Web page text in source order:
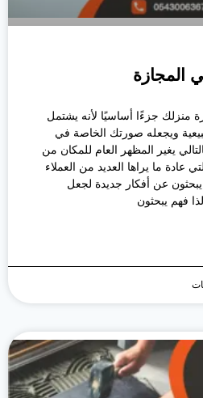
المجازة
منزلك جزءًا أساسيًا لأنه يشتمل
ويجعله صورتك الخاصة في
يغير المظهر العام للمكان من
عادة ما يراها العديد من العملاء
يبحثون عن أفكار جديدة لجعل
فهم يبحثون